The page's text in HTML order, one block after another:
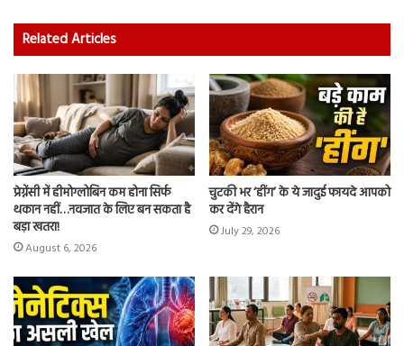
Related Articles
प्रेग्नेंसी में हीमोग्लोबिन कम होना सिर्फ
थकान नहीं…नवजात के लिए बन सकता है
बड़ा खतरा!
August 6, 2026
चुटकी भर ‘हींग’ के ये जादुई फायदे आपको
कर देंगे हैरान
July 29, 2026